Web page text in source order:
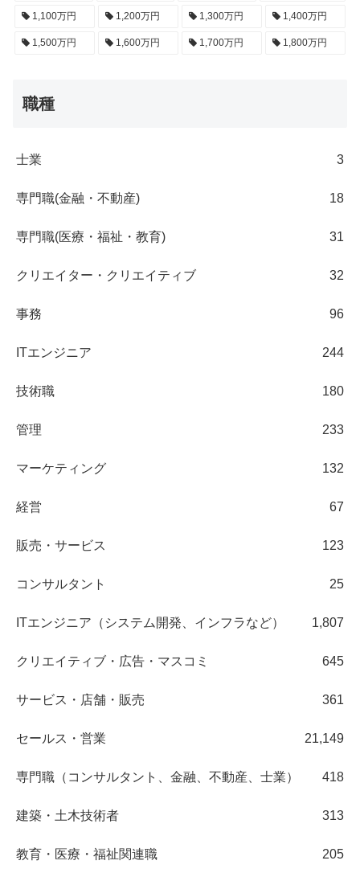
1,100万円 1,200万円 1,300万円 1,400万円
1,500万円 1,600万円 1,700万円 1,800万円
職種
士業 3
専門職(金融・不動産) 18
専門職(医療・福祉・教育) 31
クリエイター・クリエイティブ 32
事務 96
ITエンジニア 244
技術職 180
管理 233
マーケティング 132
経営 67
販売・サービス 123
コンサルタント 25
ITエンジニア（システム開発、インフラなど） 1,807
クリエイティブ・広告・マスコミ 645
サービス・店舗・販売 361
セールス・営業 21,149
専門職（コンサルタント、金融、不動産、士業） 418
建築・土木技術者 313
教育・医療・福祉関連職 205